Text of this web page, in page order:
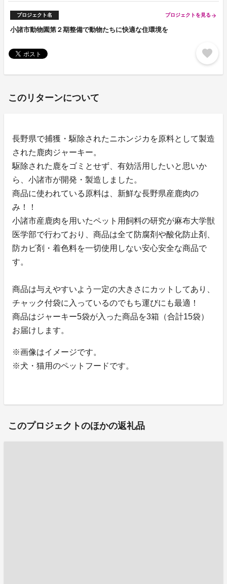
プロジェクト名 プロジェクトを見る arrow_forward
小諸市動物園第２期整備で動物たちに快適な住環境を
favorite
このリターンについて
長野県で捕獲・駆除されたニホンジカを原料として製造
された鹿肉ジャーキー。
駆除された鹿をゴミとせず、有効活用したいと思いか
ら、小諸市が開発・製造しました。
商品に使われている原料は、新鮮な長野県産鹿肉の
み！！
小諸市産鹿肉を用いたペット用飼料の研究が麻布大学獣
医学部で行わており、商品は全て防腐剤や酸化防止剤、
防カビ剤・着色料を一切使用しない安心安全な商品で
す。
商品は与えやすいよう一定の大きさにカットしてあり、
チャック付袋に入っているのでもち運びにも最適！
商品はジャーキー5袋が入った商品を3箱（合計15袋）
お届けします。
※画像はイメージです。
※犬・猫用のペットフードです。
このプロジェクトのほかの返礼品